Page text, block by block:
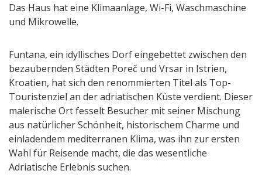
Das Haus hat eine Klimaanlage, Wi-Fi, Waschmaschine
und Mikrowelle.
Funtana, ein idyllisches Dorf eingebettet zwischen den
bezaubernden Städten Poreč und Vrsar in Istrien,
Kroatien, hat sich den renommierten Titel als Top-
Touristenziel an der adriatischen Küste verdient. Dieser
malerische Ort fesselt Besucher mit seiner Mischung
aus natürlicher Schönheit, historischem Charme und
einladendem mediterranen Klima, was ihn zur ersten
Wahl für Reisende macht, die das wesentliche
Adriatische Erlebnis suchen.